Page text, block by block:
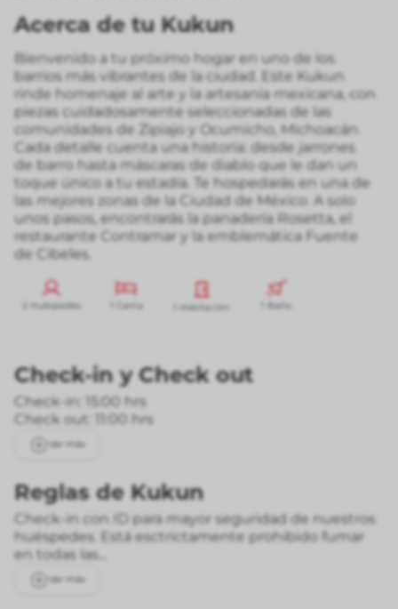
Acerca de tu Kukun
Bienvenido a tu próximo hogar en uno de los
barrios más vibrantes de la ciudad. Este Kukun
rinde homenaje al arte y la artesanía mexicana, con
piezas cuidadosamente seleccionadas de las
comunidades de Zipiajo y Ocumicho, Michoacán.
Cada detalle cuenta una historia: desde jarrones
de barro hasta máscaras de diablo que le dan un
toque único a tu estadía. Te hospedarás en una de
las mejores zonas de la Ciudad de México. A solo
unos pasos, encontrarás la panadería Rosetta, el
restaurante Contramar y la emblemática Fuente
de Cibeles.
2 Huéspedes 1 Cama 1 Habitación 1 Baño
Check-inyCheck out
Check-in: 15:00 hrs
Check out: 11:00 hrs
Ver más
Reglas de Kukun
Check-in con ID para mayor seguridad de nuestros
huéspedes. Está esctrictamente prohibido fumar
en todas las...
Ver más